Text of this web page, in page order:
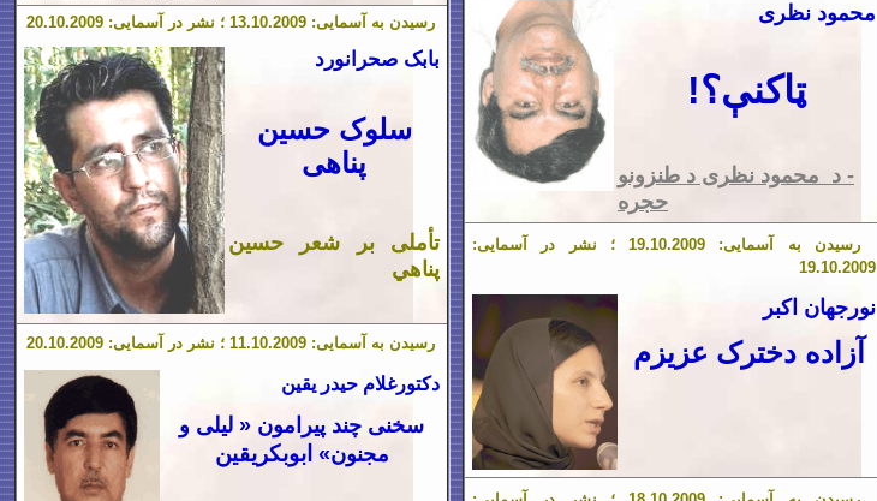
رسیدن به آسمایی: 13.10.2009 ؛ نشر در آسمایی: 20.10.2009
بابک صحرانورد
سلوک حسين
پناهی
تأملی بر شعر حسین
پناهي
رسیدن به آسمایی: 11.10.2009 ؛ نشر در آسمایی: 20.10.2009
دکتورغلام حیدر یقین
سخنی چند پیرامون « لیلی و
مجنون» ابوبکریقین
محمود نظری
ټاکنې؟!
- د محمود نظری د طنزونو
حجره
رسیدن به آسمایی: 19.10.2009 ؛ نشر در آسمایی:
19.10.2009
نورجهان اکبر
آزاده دخترک عزیزم